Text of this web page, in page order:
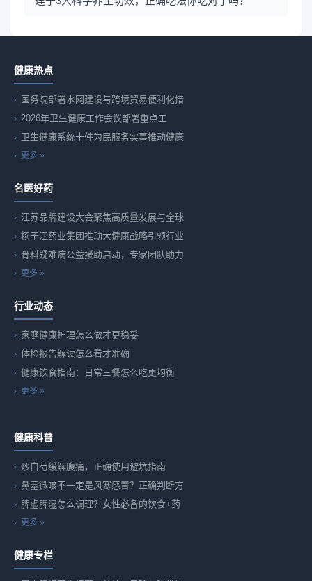
健康热点
国务院部署水网建设与跨境贸易便利化措
2026年卫生健康工作会议部署重点工
卫生健康系统十件为民服务实事推动健康
更多 »
名医好药
江苏品牌建设大会聚焦高质量发展与全球
扬子江药业集团推动大健康战略引领行业
骨科疑难病公益援助启动，专家团队助力
更多 »
行业动态
家庭健康护理怎么做才更稳妥
体检报告解读怎么看才准确
健康饮食指南：日常三餐怎么吃更均衡
更多 »
健康科普
炒白芍缓解腹痛，正确使用避坑指南
鼻塞微咳不一定是风寒感冒？正确判断方
脾虚脾湿怎么调理？女性必备的饮食+药
更多 »
健康专栏